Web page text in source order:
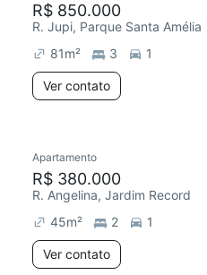
R$ 850.000
R. Jupi, Parque Santa Amélia
81m² 3 1
Ver contato
Redecorar
Apartamento
R$ 380.000
R. Angelina, Jardim Record
45m² 2 1
Ver contato